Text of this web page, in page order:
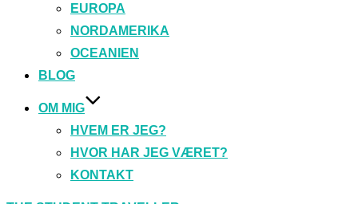
EUROPA
NORDAMERIKA
OCEANIEN
BLOG
OM MIG
HVEM ER JEG?
HVOR HAR JEG VÆRET?
KONTAKT